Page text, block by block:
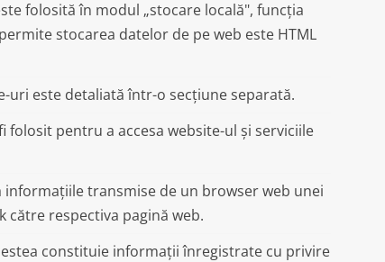
folosită în modul „stocare locală", funcția
stocarea datelor de pe web este HTML
uri este detaliată într-o secțiune separată.
pentru a accesa website-ul și serviciile
transmise de un browser web unei
către respectiva pagină web.
constituie informații înregistrate cu privire